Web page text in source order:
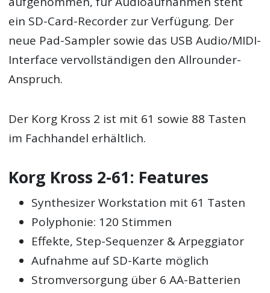
ein SD-Card-Recorder zur Verfügung. Der
neue Pad-Sampler sowie das USB Audio/MIDI-
Interface vervollständigen den Allrounder-
Anspruch.
Der Korg Kross 2 ist mit 61 sowie 88 Tasten
im Fachhandel erhältlich.
Korg Kross 2-61: Features
Synthesizer Workstation mit 61 Tasten
Polyphonie: 120 Stimmen
Effekte, Step-Sequenzer & Arpeggiator
Aufnahme auf SD-Karte möglich
Stromversorgung über 6 AA-Batterien